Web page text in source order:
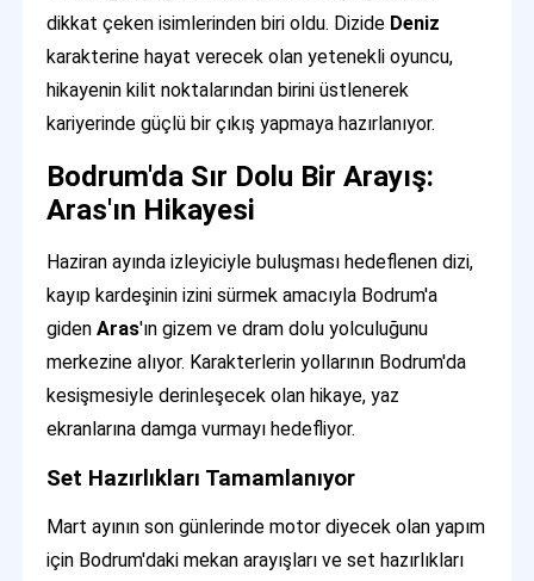
dikkat çeken isimlerinden biri oldu. Dizide Deniz
karakterine hayat verecek olan yetenekli oyuncu,
hikayenin kilit noktalarından birini üstlenerek
kariyerinde güçlü bir çıkış yapmaya hazırlanıyor.
Bodrum'da Sır Dolu Bir Arayış:
Aras'ın Hikayesi
Haziran ayında izleyiciyle buluşması hedeflenen dizi,
kayıp kardeşinin izini sürmek amacıyla Bodrum'a
gidenAras'ın gizem ve dram dolu yolculuğunu
merkezine alıyor. Karakterlerin yollarının Bodrum'da
kesişmesiyle derinleşecek olan hikaye, yaz
ekranlarına damga vurmayı hedefliyor.
Set Hazırlıkları Tamamlanıyor
Mart ayının son günlerinde motor diyecek olan yapım
için Bodrum'daki mekan arayışları ve set hazırlıkları